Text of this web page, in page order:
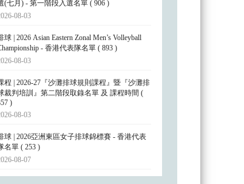
(七月) - 第一階段入選名單 ( 906 )
08-03
球 | 2026 Asian Eastern Zonal Men’s Volleyball
- 香港代表隊名單 ( 893 )
08-03
程 | 2026-27『沙灘排球規則課程』暨『沙灘排
裁判培訓』第二階段取錄名單 及 課程時間 (
)
08-03
球 | 2026亞洲東區女子排球錦標賽 - 香港代表
名單 ( 253 )
08-07